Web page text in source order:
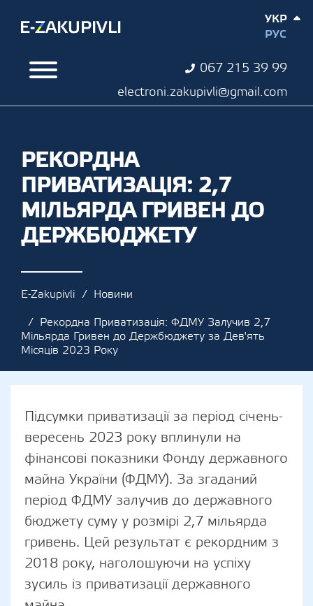
067 215 39 99
electroni.zakupivli@gmail.com
УКР
РУС
РЕКОРДНА
ПРИВАТИЗАЦІЯ: 2,7
МІЛЬЯРДА ГРИВЕН ДО
ДЕРЖБЮДЖЕТУ
E-Zakupivli
Новини
Рекордна Приватизація: ФДМУ Залучив 2,7
Мільярда Гривен до Держбюджету за Дев'ять
Місяців 2023 Року
Підсумки приватизації за період січень-
вересень 2023 року вплинули на
фінансові показники Фонду державного
майна України (ФДМУ). За згаданий
період ФДМУ залучив до державного
бюджету суму у розмірі 2,7 мільярда
гривень. Цей результат є рекордним з
2018 року, наголошуючи на успіху
зусиль із приватизації державного